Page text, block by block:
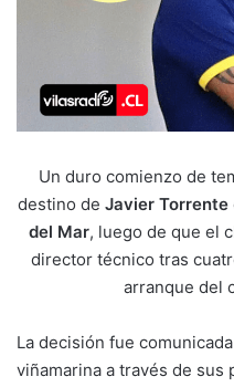
Un duro comienzo de
destino de Javier Torrente
del Mar, luego de que el
director técnico tras
arranque del
La decisión fue
viñamarina a través de sus